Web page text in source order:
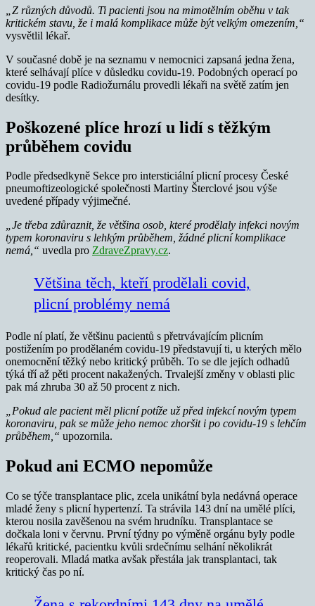
„Z různých důvodů. Ti pacienti jsou na mimotělním oběhu v tak
kritickém stavu, že i malá komplikace může být velkým omezením,“
vysvětlil lékař.
V současné době je na seznamu v nemocnici zapsaná jedna žena,
které selhávají plíce v důsledku covidu-19. Podobných operací po
covidu-19 podle Radiožurnálu provedli lékaři na světě zatím jen
desítky.
Poškozené plíce hrozí u lidí s těžkým
průběhem covidu
Podle předsedkyně Sekce pro intersticiální plicní procesy České
pneumoftizeologické společnosti Martiny Šterclové jsou výše
uvedené případy výjimečné.
„Je třeba zdůraznit, že většina osob, které prodělaly infekci novým
typem koronaviru s lehkým průběhem, žádné plicní komplikace
nemá,“ uvedla pro ZdraveZpravy.cz.
Většina těch, kteří prodělali covid,
plicní problémy nemá
Podle ní platí, že většinu pacientů s přetrvávajícím plicním
postižením po prodělaném covidu-19 představují ti, u kterých mělo
onemocnění těžký nebo kritický průběh. To se dle jejích odhadů
týká tří až pěti procent nakažených. Trvalejší změny v oblasti plic
pak má zhruba 30 až 50 procent z nich.
„Pokud ale pacient měl plicní potíže už před infekcí novým typem
koronaviru, pak se může jeho nemoc zhoršit i po covidu-19 s lehčím
průběhem,“ upozornila.
Pokud ani ECMO nepomůže
Co se týče transplantace plic, zcela unikátní byla nedávná operace
mladé ženy s plicní hypertenzí. Ta strávila 143 dní na umělé plíci,
kterou nosila zavěšenou na svém hrudníku. Transplantace se
dočkala loni v červnu. První týdny po výměně orgánu byly podle
lékařů kritické, pacientku kvůli srdečnímu selhání několikrát
reoperovali. Mladá matka avšak přestála jak transplantaci, tak
kritický čas po ní.